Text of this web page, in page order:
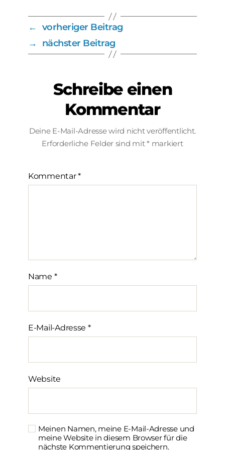
← vorheriger Beitrag
→
nächster Beitrag
Schreibe einen
Kommentar
Deine E-Mail-Adresse wird nicht veröffentlicht.
Erforderliche Felder sind mit* markiert
Kommentar*
Name *
E-Mail-Adresse *
Website
Meinen Namen, meine E-Mail-Adresse und
meine Website in diesem Browser für die
nächste Kommentierung speichern.